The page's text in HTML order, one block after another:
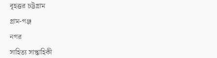
বৃহত্তর চট্টগ্রাম
গ্রাম-গঞ্জ
নগর
সাহিত্য সাপ্তাহিকী